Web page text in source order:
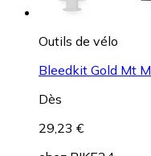
Outils de vélo
Bleedkit Gold Mt
Dès
29,23 €